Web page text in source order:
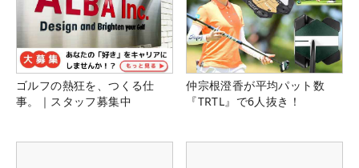
ゴルフの熱狂を、つくる仕
事。｜スタッフ募集中
仲宗根澄香が平均パット数
『TRTL』で6人抜き！